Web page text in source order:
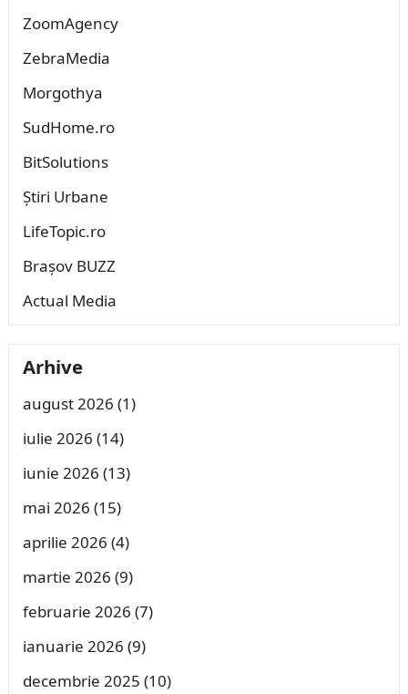
ZoomAgency
ZebraMedia
Morgothya
SudHome.ro
BitSolutions
Știri Urbane
LifeTopic.ro
Brașov BUZZ
Actual Media
Arhive
august 2026 (1)
iulie 2026 (14)
iunie 2026 (13)
mai 2026 (15)
aprilie 2026 (4)
martie 2026 (9)
februarie 2026 (7)
ianuarie 2026 (9)
decembrie 2025 (10)